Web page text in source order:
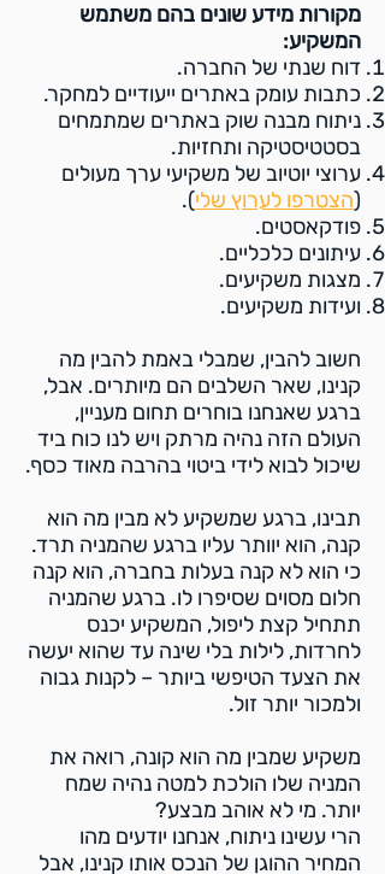
מקורות מידע שונים בהם משתמש
המשקיע:
דוח שנתי של החברה.
כתבות עומק באתרים ייעודיים למחקר.
ניתוח מבנה שוק באתרים שמתמחים
בסטטיסטיקה ותחזיות.
ערוצי יוטיוב של משקיעי ערך מעולים
(הצטרפו לערוץ שלי).
פודקאסטים.
עיתונים כלכליים.
מצגות משקיעים.
ועידות משקיעים.
חשוב להבין, שמבלי באמת להבין מה
קנינו, שאר השלבים הם מיותרים. אבל,
ברגע שאנחנו בוחרים תחום מעניין,
העולם הזה נהיה מרתק ויש לנו כוח ביד
שיכול לבוא לידי ביטוי בהרבה מאוד כסף.
תבינו, ברגע שמשקיע לא מבין מה הוא
קנה, הוא יוותר עליו ברגע שהמניה תרד.
כי הוא לא קנה בעלות בחברה, הוא קנה
חלום מסוים שסיפרו לו. ברגע שהמניה
תתחיל קצת ליפול, המשקיע יכנס
לחרדות, לילות בלי שינה עד שהוא יעשה
את הצעד הטיפשי ביותר – לקנות גבוה
ולמכור יותר זול.
משקיע שמבין מה הוא קונה, רואה את
המניה שלו הולכת למטה נהיה שמח
יותר. מי לא אוהב מבצע?
הרי עשינו ניתוח, אנחנו יודעים מהו
המחיר ההוגן של הנכס אותו קנינו, אבל